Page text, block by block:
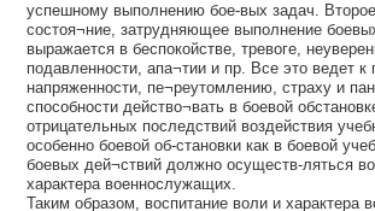
успешному выполнению бое-вых задач.
состоя¬ние, затрудняющее выполнение
выражается в беспокойстве, тревоге,
подавленности, апа¬тии и пр. Все это ведет к
напряженности, пе¬реутомлению, страху и
способности действо¬вать в боевой
отрицательных последствий воздействия
особенно боевой об-становки как в боевой
боевых дей¬ствий должно осуществ-ляться
характера военнослужащих.
Таким образом, воспитание воли и характера